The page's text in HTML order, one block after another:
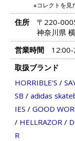
※コレクトを見
住所
〒220-
神奈川県
営業時間
取扱ブランド
HORRIBLE'S /
SB / adidas
IES / GOOD
/ HELLRAZOR/
R